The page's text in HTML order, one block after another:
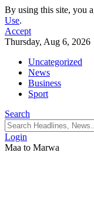
By using this site, you
Use.
Accept
Thursday, Aug 6, 2026
Uncategorized
News
Business
Sport
Search
Login
Maa to Marwa